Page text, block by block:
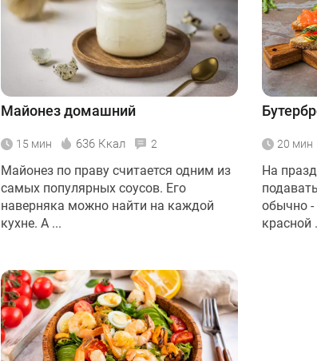
Майонез домашний
15 мин 636 Ккал 2
Майонез по праву считается одним из
самых популярных соусов. Его
наверняка можно найти на каждой
кухне. А ...
20 мин
На
обычно -
красной